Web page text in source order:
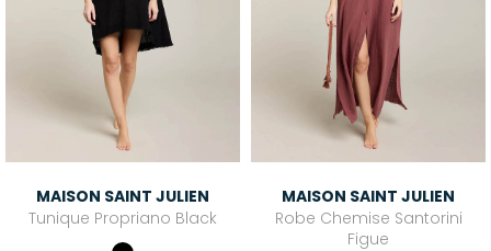
MAISON SAINT JULIEN
Tunique Propriano Black
MAISON SAINT JULIEN
Robe Chemise Santorini
Figue